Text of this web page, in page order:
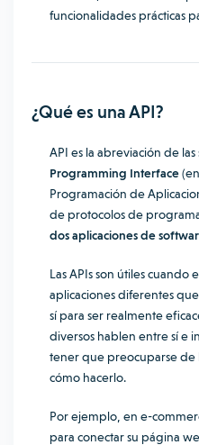
funcionalidades prácticas
¿Qué es una API?
API es la abreviación de las
Programming Interface
Programación de
de protocolos de
dos aplicaciones de
Las APIs son útiles cuando
aplicaciones diferentes
sí para ser realmente
diversos hablen entre sí e
tener que preocuparse de
cómo hacerlo.
Por ejemplo, en e-
para conectar su página